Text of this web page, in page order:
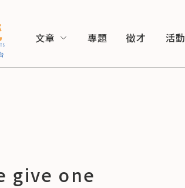
文章 專題 徵才 活動
give one